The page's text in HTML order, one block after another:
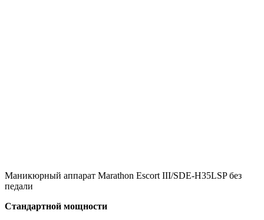
Маникюрный аппарат Marathon Escort III/SDE-H35LSP без
педали
Стандартной мощности